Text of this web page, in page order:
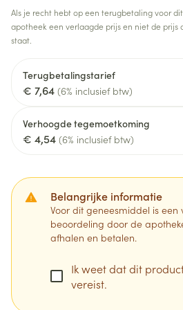
Als je recht hebt op een terugbetaling voor
apotheek een verlaagde prijs en niet de prijs
staat.
Terugbetalingstarief
€ 7,64 (6% inclusief btw)
Verhoogde tegemoetkoming
€ 4,54 (6% inclusief btw)
Belangrijke informatie
Voor dit geneesmiddel is een
beoordeling door de
afhalen en betalen.
Ik weet dat dit
vereist.